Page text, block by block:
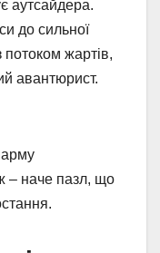
аутсайдера.
до сильної
потоком жартів,
авантюрист.
– наче пазл, що